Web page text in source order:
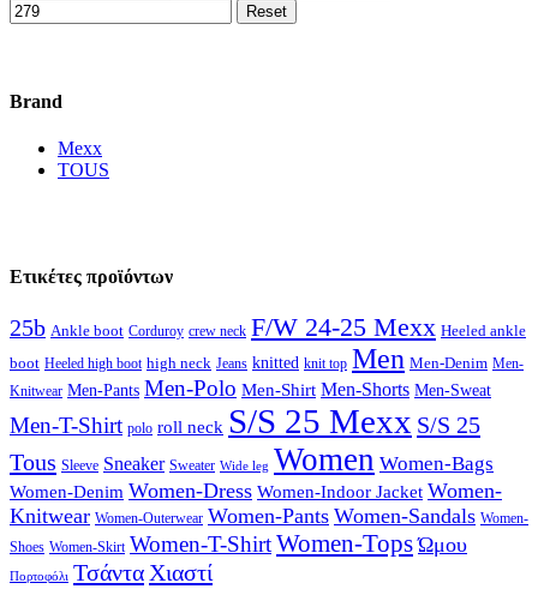
Reset
Βrand
Mexx
TOUS
Ετικέτες προϊόντων
25b Ankle boot Corduroy crew neck F/W 24-25 Mexx Heeled ankle
boot Heeled high boot high neck Jeans knitted knit top Men Men-Denim Men-
Knitwear Men-Pants Men-Polo Men-Shirt Men-Shorts Men-Sweat
Men-T-Shirt polo roll neck S/S 25 Mexx S/S 25
Tous Sleeve Sneaker Sweater Wide leg Women Women-Bags
Women-Denim Women-Dress Women-Indoor Jacket Women-
Knitwear Women-Outerwear Women-Pants Women-Sandals Women-
Shoes Women-Skirt Women-T-ShirtWomen-Tops Ώμου
Πορτοφόλι ΤσάνταΧιαστί